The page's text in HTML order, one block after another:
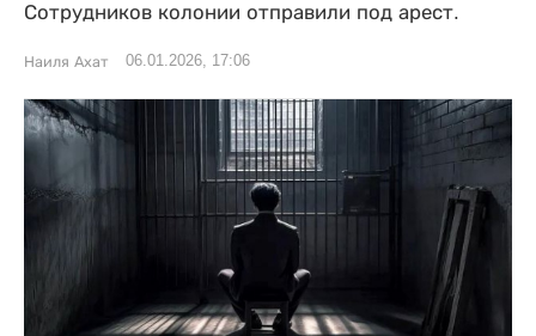
Сотрудников колонии отправили под арест.
Наиля Ахат 06.01.2026, 17:06